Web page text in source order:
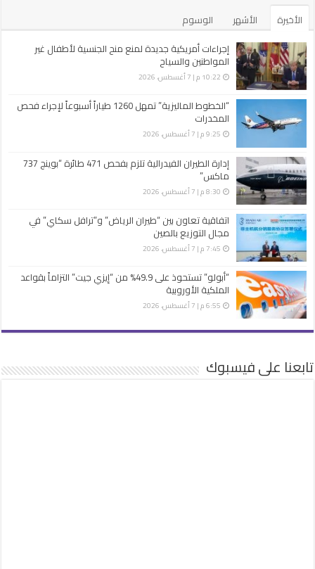
الأخيرة الأشهر
الوسوم
إجراءات أمريكية جديدة لمنع منح الجنسية لأطفال غير
المواطنين والسياح
10:22 م | 7 أغسطس، 2026
“الخطوط الماليزية” تمهل 1260 طياراً أسبوعاً لإجراء فحص
المخدرات
9:25 م | 7 أغسطس، 2026
إدارة الطيران الفيدرالية تلزم بفحص 471 طائرة “بوينج 737
ماكس”
8:30 م | 7 أغسطس، 2026
اتفاقية تعاون بين “طيران الرياض” و”ترافل سكاي” في
مجال التوزيع بالصين
7:45 م | 7 أغسطس، 2026
“أبولو” تستحوذ على 49.9% من “إيزي جيت” التزاماً بقواعد
الملكية الأوروبية
6:55 م | 7 أغسطس، 2026
تابعنا على فيسبوك